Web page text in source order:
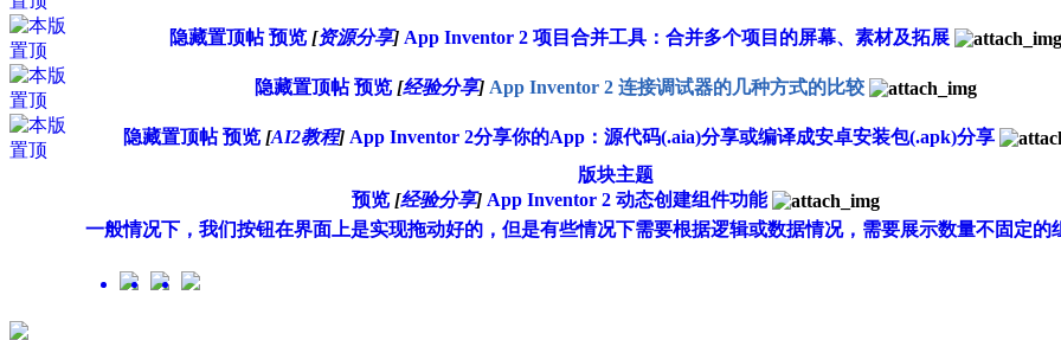
隐藏置顶帖 预览 [资源分享] App Inventor 2 项目合并工具：合并多个项目的屏幕、素材及拓展
隐藏置顶帖 预览 [经验分享] App Inventor 2 连接调试器的几种方式的比较
隐藏置顶帖 预览 [AI2教程] App Inventor 2分享你的App：源代码(.aia)分享或编译成安卓安装包(.apk)分享
版块主题
预览 [经验分享] App Inventor 2 动态创建组件功能
一般情况下，我们按钮在界面上是实现拖动好的，但是有些情况下需要根据逻辑或数据情况，需要展示数量不固定的